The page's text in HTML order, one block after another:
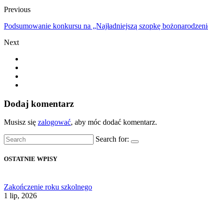
Previous
Podsumowanie konkursu na „Najładniejszą szopkę
Next
Dodaj komentarz
Musisz się zalogować, aby móc dodać komentarz.
Search for:
OSTATNIE WPISY
Zakończenie roku szkolnego
1 lip, 2026